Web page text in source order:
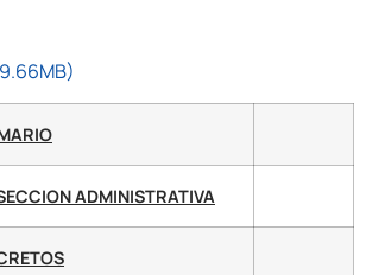
ADMINISTRATIVA